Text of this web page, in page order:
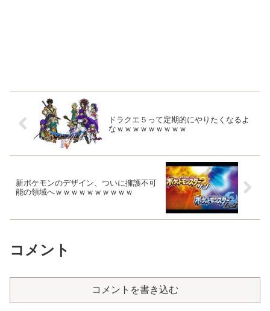
ドラクエ５って定期的にやりたくなるよ
なｗｗｗｗｗｗｗｗｗ
新ポケモンのデザイン、ついに擁護不可
能の領域へｗｗｗｗｗｗｗｗｗｗ
コメント
コメントを書き込む